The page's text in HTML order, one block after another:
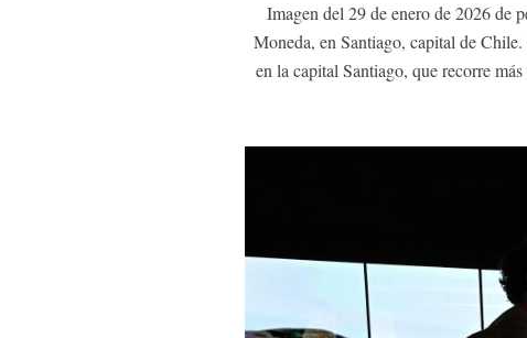
Imagen del 29 de enero de 2026 de
Moneda, en Santiago, capital de
en la capital Santiago, que recorre